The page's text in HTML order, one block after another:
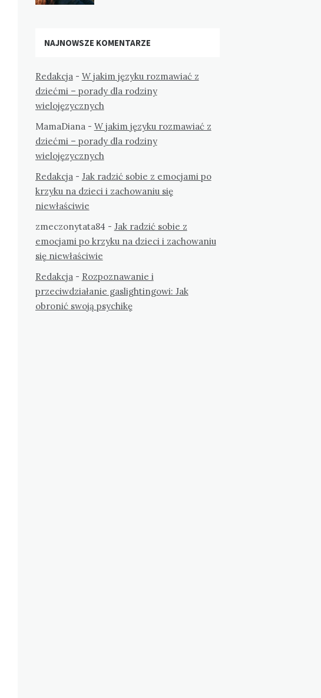
NAJNOWSZE KOMENTARZE
Redakcja - W jakim języku rozmawiać z
dziećmi – porady dla rodziny
wielojęzycznych
MamaDiana - W jakim języku rozmawiać z
dziećmi – porady dla rodziny
wielojęzycznych
Redakcja - Jak radzić sobie z emocjami po
krzyku na dzieci i zachowaniu się
niewłaściwie
zmeczonytata84 - Jak radzić sobie z
emocjami po krzyku na dzieci i zachowaniu
się niewłaściwie
Redakcja - Rozpoznawanie i
przeciwdziałanie gaslightingowi: Jak
obronić swoją psychikę